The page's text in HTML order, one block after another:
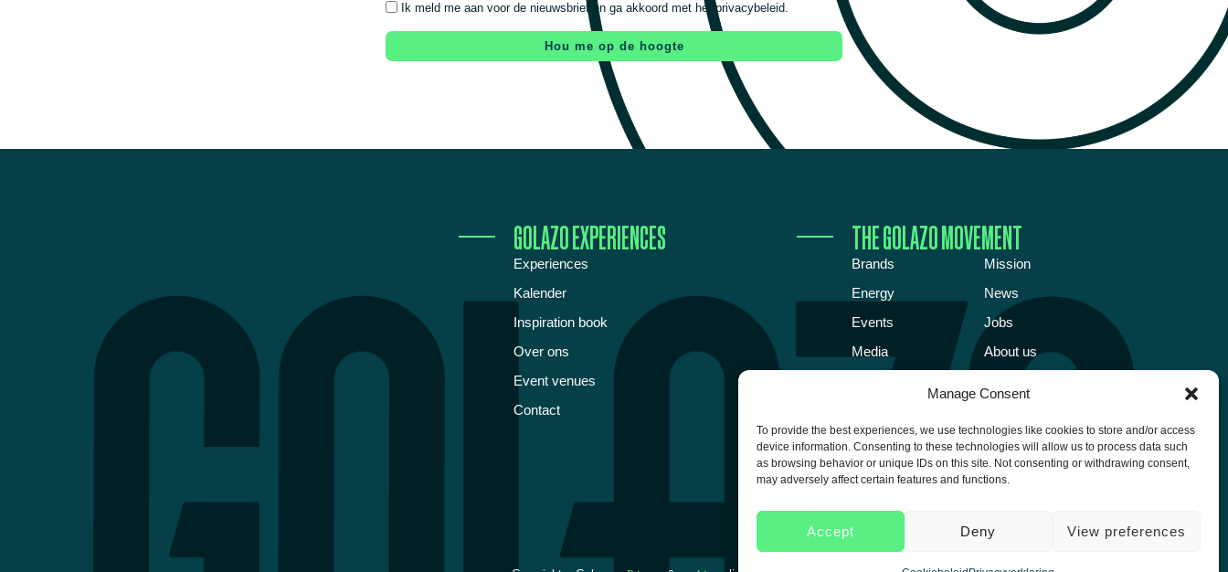
Manage Consent
To provide the best experiences, we use technologies like cookies to store and/or access
device information. Consenting to these technologies will allow us to process data such
as browsing behavior or unique IDs on this site. Not consenting or withdrawing consent,
may adversely affect certain features and functions.
Accept Deny View preferences
Ik meld me aan voor de nieuwsbrief en ga akkoord met het privacybeleid.
Hou me op de hoogte
GOLAZO EXPERIENCES
Experiences
Kalender
Inspiration book
Over ons
Event venues
Contact
THE GOLAZO MOVEMENT
Brands
Energy
Events
Media
Mission
News
Jobs
About us
VOLG ONS!
Volg onze social media pagina’s & blijf als
Experiences events!